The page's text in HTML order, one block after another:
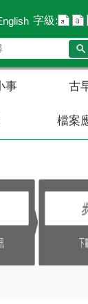
字級:
搜
事 古
檔案